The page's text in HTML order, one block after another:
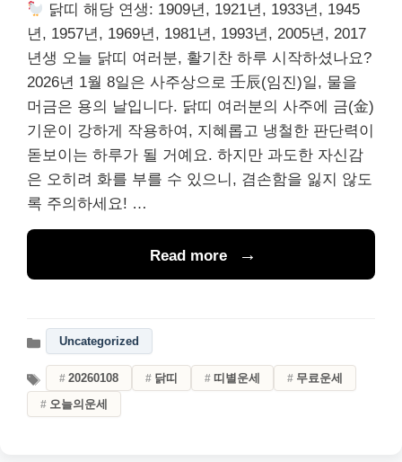
닭띠 해당 연생: 1909년, 1921년, 1933년, 1945
년, 1957년, 1969년, 1981년, 1993년, 2005년, 2017
년생 오늘 닭띠 여러분, 활기찬 하루 시작하셨나요?
2026년 1월 8일은 사주상으로 壬辰(임진)일, 물을
머금은 용의 날입니다. 닭띠 여러분의 사주에 금(金)
기운이 강하게 작용하여, 지혜롭고 냉철한 판단력이
돋보이는 하루가 될 거예요. 하지만 과도한 자신감
은 오히려 화를 부를 수 있으니, 겸손함을 잃지 않도
록 주의하세요! …
Read more
Uncategorized
20260108 닭띠 띠별운세
무료운세
오늘의운세